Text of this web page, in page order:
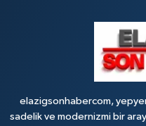
elazigsonhabercom,
sadelik ve modernizmi bir